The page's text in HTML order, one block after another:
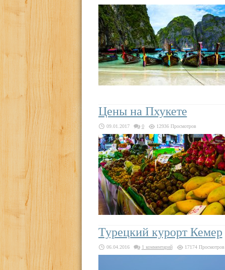
Цены на Пхукете
09.01.2017 0 12936 Просмотров
Турецкий курорт Кемер
06.04.2016 1 комментарий 17174 Просмотров